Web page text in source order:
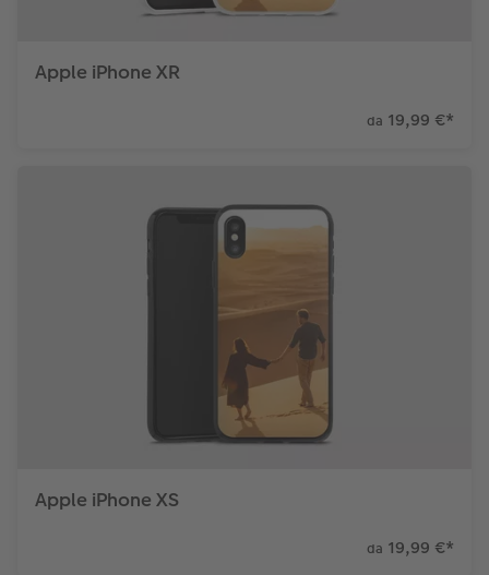
Apple iPhone XR
da 19,99 €*
Apple iPhone XS
da 19,99 €*